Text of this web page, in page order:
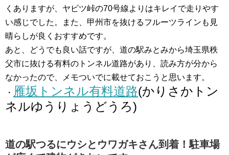
くありますが、ヤビツ峠の70号線よりはキレイで走りやす
い感じでした。また、甲州市を抜けるフルーツラインも見
晴らしが良くおすすめです。
あと、どうでも良い話ですが、道の駅みとみから埼玉県秩
父市に抜ける有料のトンネル道路があり、読み方が分から
なかったので、メモついでに載せておこうと思います。
・ 雁坂トンネル有料道路(かりさかトン
ネルゆうりょうどうろ)
道の駅つるにウシとウワガキさん到着！駐車場